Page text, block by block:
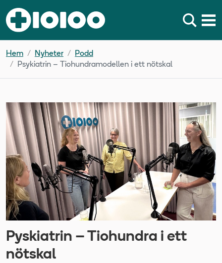
Hem Nyheter
Podd
Psykiatrin – Tiohundramodellen i ett nötskal
Pyskiatrin – Tiohundra i ett
nötskal